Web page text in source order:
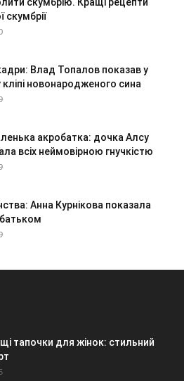
скумбрії
Влад Топалов показав у
новонародженого сина
акробатка: дочка Алсу
всіх неймовірною гнучкістю
Анна Курнікова показала
тапочки для жінок: стильний